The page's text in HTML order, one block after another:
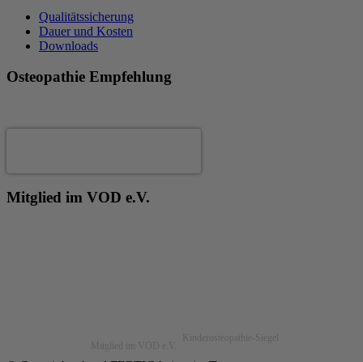
Qualitätssicherung
Dauer und Kosten
Downloads
Osteopathie Empfehlung
Mitglied im VOD e.V.